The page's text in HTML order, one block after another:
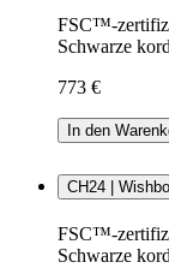
FSC™-
Schwarze
773 €
In den
CH24 |
FSC™-
Schwarze